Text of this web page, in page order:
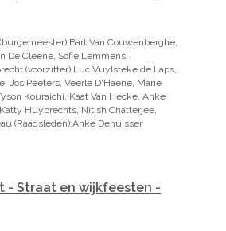
Van Couwenberghe,
De Cleene, Sofie Lemmens
(voorzitter);Luc Vuylsteke de Laps,
Jos Peeters, Veerle D'Haene, Marie
Kouraichi, Kaat Van Hecke, Anke
Huybrechts, Nitish Chatterjee,
(Raadsleden);Anke Dehuisser
- Straat en wijkfeesten -